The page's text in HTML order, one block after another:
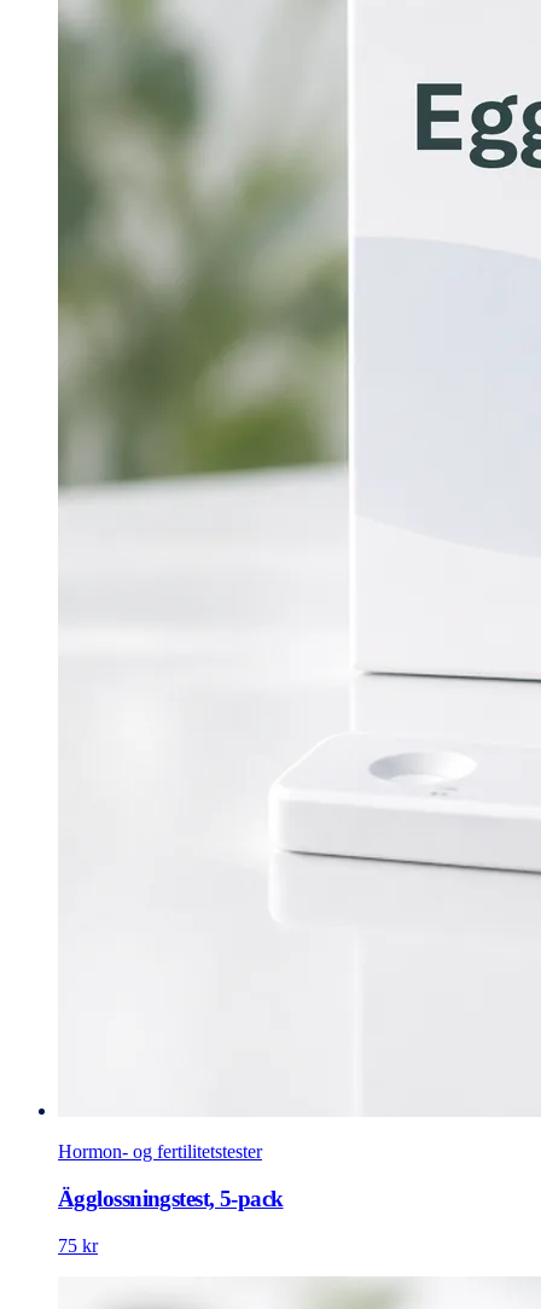
Hormon- og fertilitetstester
Ägglossningstest, 5-pack
75 kr